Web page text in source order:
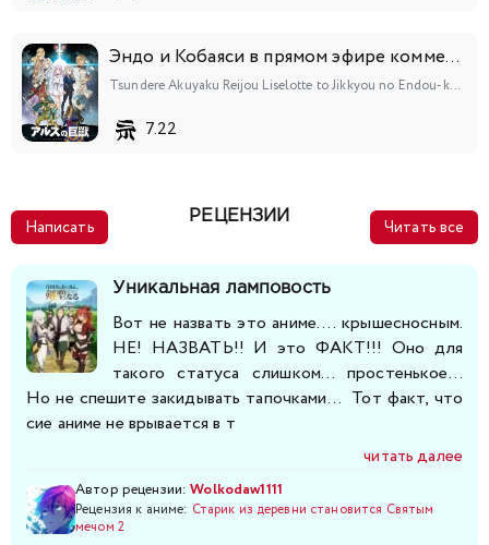
Эндо и Кобаяси в прямом эфире комментируют злодейку
Tsundere Akuyaku Reijou Liselotte to Jikkyou no Endou-kun to Kaisetsu no Kobayashi-san
7.22
Написать
РЕЦЕНЗИИ
Читать все
Уникальная ламповость
Вот не назвать это аниме.... крышесносным.
НЕ! НАЗВАТЬ!! И это ФАКТ!!! Оно для
такого статуса слишком... простенькое...
Но не спешите закидывать тапочками... Тот факт, что
сие аниме не врывается в т
читать далее
Автор рецензии:Wolkodaw1111
Рецензия к аниме: Старик из деревни становится Святым
мечом 2